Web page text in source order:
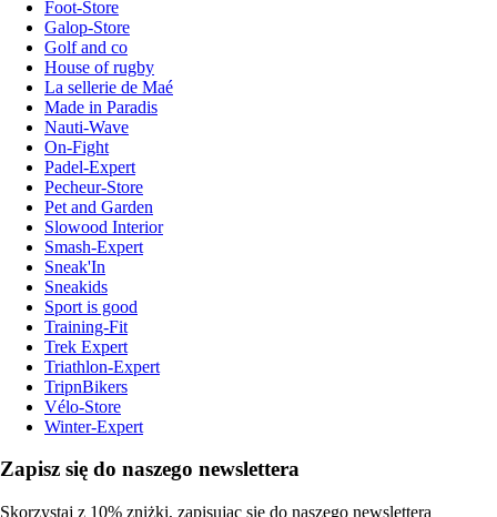
Foot-Store
Galop-Store
Golf and co
House of rugby
La sellerie de Maé
Made in Paradis
Nauti-Wave
On-Fight
Padel-Expert
Pecheur-Store
Pet and Garden
Slowood Interior
Smash-Expert
Sneak'In
Sneakids
Sport is good
Training-Fit
Trek Expert
Triathlon-Expert
TripnBikers
Vélo-Store
Winter-Expert
Zapisz się do naszego newslettera
Skorzystaj z 10% zniżki, zapisując się do naszego newslettera